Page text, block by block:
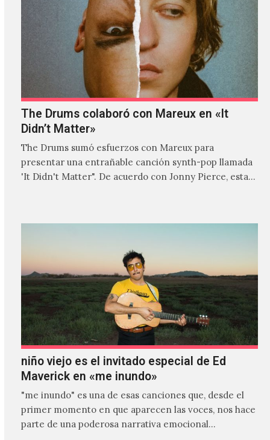
The Drums colaboró con Mareux en «It
Didn’t Matter»
The Drums sumó esfuerzos con Mareux para
presentar una entrañable canción synth-pop llamada
'It Didn't Matter". De acuerdo con Jonny Pierce, esta
niño viejo es el invitado especial de Ed
Maverick en «me inundo»
"me inundo" es una de esas canciones que, desde el
primer momento en que aparecen las voces, nos hace
parte de una poderosa narrativa emocional…